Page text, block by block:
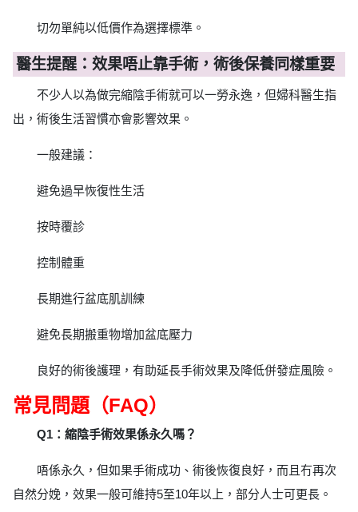
切勿單純以低價作為選擇標準。
醫生提醒：效果唔止靠手術，術後保養同樣重要
不少人以為做完縮陰手術就可以一勞永逸，但婦科醫生指
出，術後生活習慣亦會影響效果。
一般建議：
避免過早恢復性生活
按時覆診
控制體重
長期進行盆底肌訓練
避免長期搬重物增加盆底壓力
良好的術後護理，有助延長手術效果及降低併發症風險。
常見問題（FAQ）
Q1：縮陰手術效果係永久嗎？
唔係永久，但如果手術成功、術後恢復良好，而且冇再次
自然分娩，效果一般可維持5至10年以上，部分人士可更長。